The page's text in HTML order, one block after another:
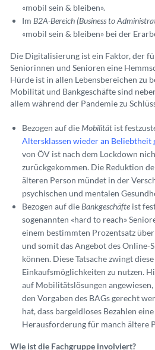
«mobil sein & bleiben».
Im B2A-Bereich (Business to
«mobil sein & bleiben» bei der
Die Digitalisierung ist ein Faktor, der
Seniorinnen und Senioren eine
Hürde ist in allen Lebensbereichen zu
Mobilität und Bankgeschäfte sind
allem während der Pandemie zu
Bezogen auf dieMobilität ist
Altersklassen wieder an Beliebtheit
von ÖV ist nach dem Lockdown
zurückgekommen. Die Reduktion
älteren Person mündet in der
psychischen und mentalen
Bezogen auf dieBankgeschäfte ist
sogenannten «hard to reach»
einem bestimmten Prozentsatz
und somit das Angebot des Online-
können. Diese Tatsache zwingt
Einkaufsmöglichkeiten zu nutzen.
auf Mobilitätslösungen
den Vorgaben des BAGs gerecht
hat, dass bargeldloses Bezahlen
Herausforderung für manch ältere
Wie ist die Fachgruppe involviert?